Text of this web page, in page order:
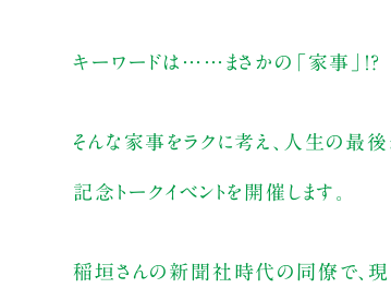
キーワードは……まさかの「家事」！？
そんな家事をラクに考え、人生の最後
記念トークイベントを開催します。
稲垣さんの新聞社時代の同僚で、現